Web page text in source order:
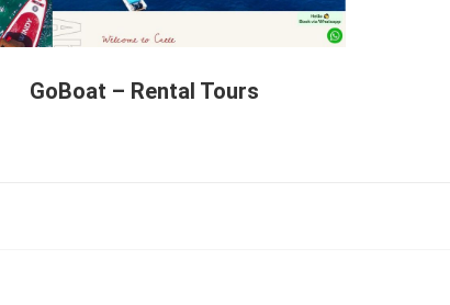
GoBoat – Rental Tours